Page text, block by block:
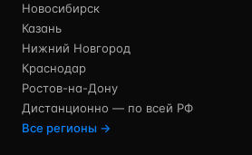
Новосибирск
Казань
Нижний Новгород
Краснодар
Ростов-на-Дону
Дистанционно — по всей РФ
Все регионы →